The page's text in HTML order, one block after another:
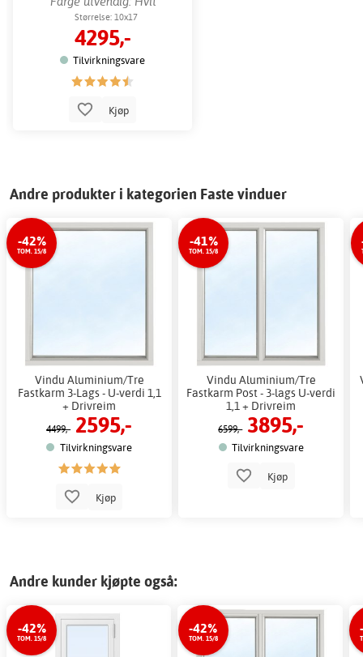
Størrelse: 10x17
4295,-
Tilvirkningsvare
Kjøp
Andre produkter i kategorien Faste vinduer
-42%
TOM. 15/8
Vindu Aluminium/Tre
Fastkarm 3-Lags - U-verdi 1,1
+ Drivreim
4499,- 2595,-
Tilvirkningsvare
Kjøp
-41%
TOM. 15/8
Vindu Aluminium/Tre
Fastkarm Post - 3-lags U-verdi
1,1 + Drivreim
6599,- 3895,-
Tilvirkningsvare
Kjøp
Andre kunder kjøpte også:
-42%
TOM. 15/8
-42%
TOM. 15/8